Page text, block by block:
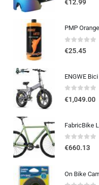
€12.99
0out of 5
€25.45
0out of 5
€1,049.00
0out of 5
€660.13